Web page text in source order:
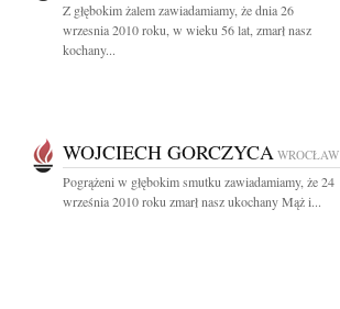
Z głębokim żalem zawiadamiamy, że dnia 26
wrzesnia 2010 roku, w wieku 56 lat, zmarł nasz
kochany...
WOJCIECH GORCZYCA WROCŁAW
Pogrążeni w głębokim smutku zawiadamiamy, że 24
września 2010 roku zmarł nasz ukochany Mąż i...